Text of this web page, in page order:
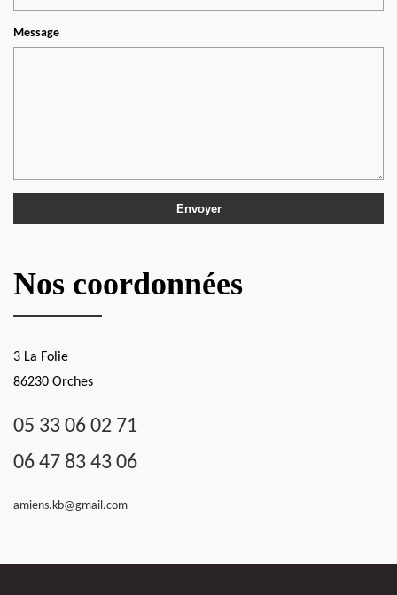
Message
Nos coordonnées
3 La Folie
86230 Orches
05 33 06 02 71
06 47 83 43 06
amiens.kb@gmail.com